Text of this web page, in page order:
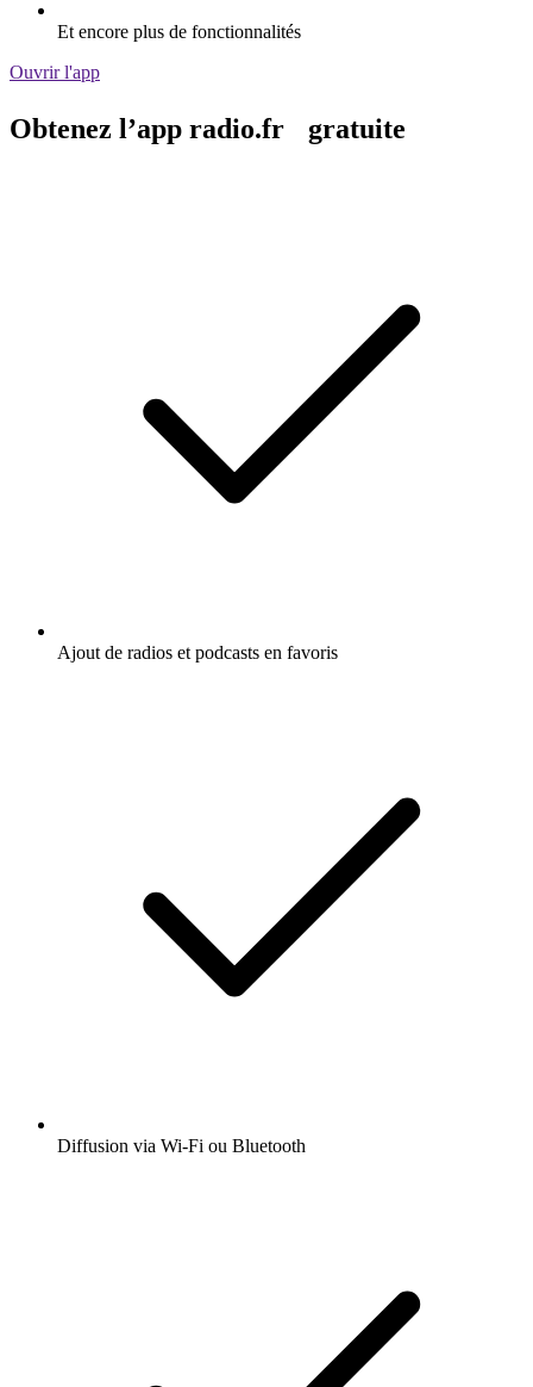
Et encore plus de fonctionnalités
Ouvrir l'app
Obtenez l’app radio.fr gratuite
Ajout de radios et podcasts en favoris
Diffusion via Wi-Fi ou Bluetooth